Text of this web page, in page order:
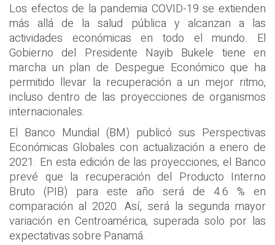
Los efectos de la pandemia COVID-19 se extienden
más allá de la salud pública y alcanzan a las
actividades económicas en todo el mundo. El
Gobierno del Presidente Nayib Bukele tiene en
marcha un plan de Despegue Económico que ha
permitido llevar la recuperación a un mejor ritmo,
incluso dentro de las proyecciones de organismos
internacionales.
El Banco Mundial (BM) publicó sus Perspectivas
Económicas Globales con actualización a enero de
2021. En esta edición de las proyecciones, el Banco
prevé que la recuperación del Producto Interno
Bruto (PIB) para este año será de 4.6 % en
comparación al 2020. Así, será la segunda mayor
variación en Centroamérica, superada solo por las
expectativas sobre Panamá.